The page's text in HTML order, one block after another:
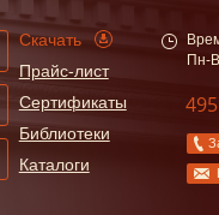
Скачать
Прайс-лист
Сертификаты
Библиотеки
Каталоги
Пн-